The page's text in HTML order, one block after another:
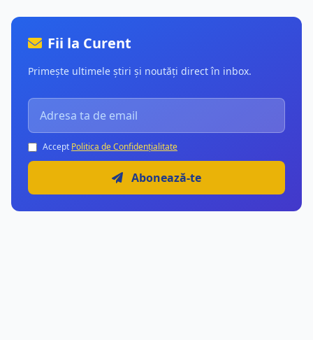
Fii la Curent
Primește ultimele știri și noutăți direct în inbox.
Accept Politica de Confidențialitate
Abonează-te